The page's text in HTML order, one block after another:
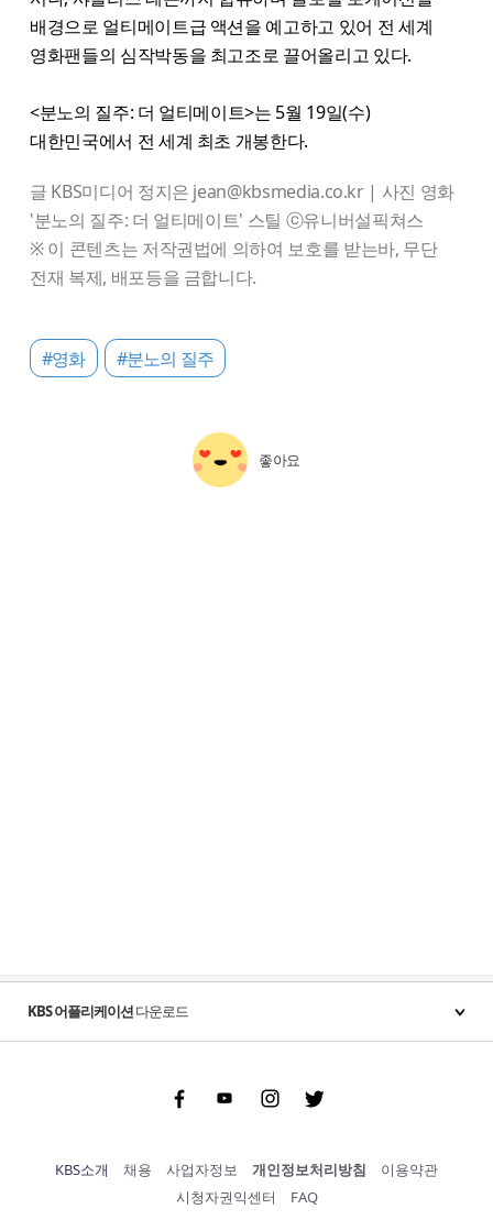
배경으로 얼티메이트급 액션을 예고하고 있어 전 세계
영화팬들의 심작박동을 최고조로 끌어올리고 있다.
<분노의 질주: 더 얼티메이트>는 5월 19일(수)
대한민국에서 전 세계 최초 개봉한다.
글 KBS미디어 정지은 jean@kbsmedia.co.kr | 사진 영화
'분노의 질주: 더 얼티메이트' 스틸 ⓒ유니버설픽쳐스
※ 이 콘텐츠는 저작권법에 의하여 보호를 받는바, 무단
전재 복제, 배포등을 금합니다.
#영화 #분노의 질주
좋아요
KBS 어플리케이션다운로드
FacebookYoutubeInstgram Twitter
KBS소개 채용 사업자정보 개인정보처리방침
이용약관
시청자권익센터
FAQ